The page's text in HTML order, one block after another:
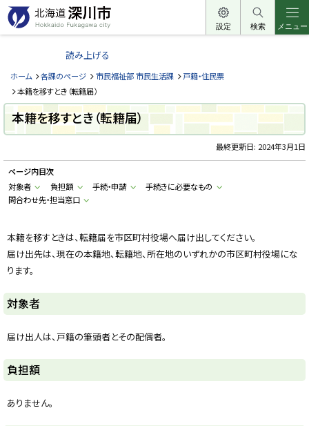
本
文
へ
ー
北
道
深
川
市
H
k
a
d
o
a
g
a
w
a
i
t
y
設定 検索 メニュー
読み上げる
ホーム 各課のページ 市民福祉部 市民生活課
戸籍・住民票
本籍を移すとき（転籍届）
本籍を移すとき（転籍届）
最終更新日: 2024年3月1日
ページ内目次
対象者
負担額 手続・申請
手続きに必要なもの
問合わせ先・担当窓口
本籍を移すときは、転籍届を市区町村役場へ届け出してください。
届け出先は、現在の本籍地、転籍地、所在地のいずれかの市区町村役場にな
ります。
対象者
届け出人は、戸籍の筆頭者とその配偶者。
ト
ッ
プ
負担額
ありません。